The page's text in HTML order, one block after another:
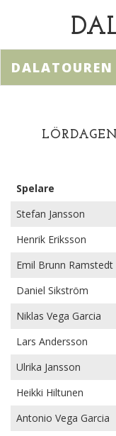
DALATOUREN
Spelare
Stefan Jansson
Henrik Eriksson
Emil Brunn Ramstedt
Daniel Sikström
Niklas Vega Garcia
Lars Andersson
Ulrika Jansson
Heikki Hiltunen
Antonio Vega Garcia